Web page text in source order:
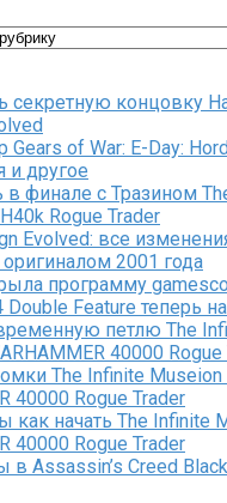
секретную концовку
Gears of War: E-Day:
и другое
в финале с Тразином
Rogue Trader
Evolved: все
2001 года
программу
Feature теперь
петлю The
40000 Rogue
The Infinite Museion
40000 Rogue Trader
как начать The Infinite
40000 Rogue Trader
в Assassin’s Creed